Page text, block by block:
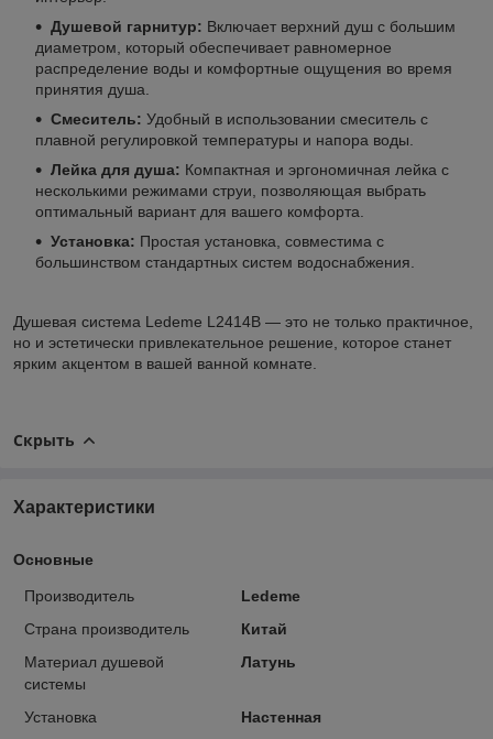
Душевой гарнитур: Включает верхний душ с большим
диаметром, который обеспечивает равномерное
распределение воды и комфортные ощущения во время
принятия душа.
Смеситель: Удобный в использовании смеситель с
плавной регулировкой температуры и напора воды.
Лейка для душа: Компактная и эргономичная лейка с
несколькими режимами струи, позволяющая выбрать
оптимальный вариант для вашего комфорта.
Установка: Простая установка, совместима с
большинством стандартных систем водоснабжения.
Душевая система Ledeme L2414B — это не только практичное,
но и эстетически привлекательное решение, которое станет
ярким акцентом в вашей ванной комнате.
Скрыть
Характеристики
Основные
Производитель
Ledeme
Страна производитель
Китай
Материал душевой
системы
Латунь
Установка Настенная